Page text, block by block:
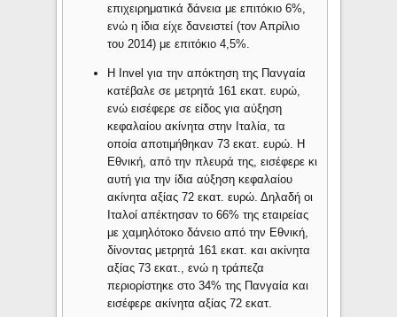
επιχειρηματικά δάνεια με επιτόκιο 6%,
ενώ η ίδια είχε δανειστεί (τον Απρίλιο
του 2014) με επιτόκιο 4,5%.
Η Invel για την απόκτηση της Πανγαία
κατέβαλε σε μετρητά 161 εκατ. ευρώ,
ενώ εισέφερε σε είδος για αύξηση
κεφαλαίου ακίνητα στην Ιταλία, τα
οποία αποτιμήθηκαν 73 εκατ. ευρώ. Η
Εθνική, από την πλευρά της, εισέφερε κι
αυτή για την ίδια αύξηση κεφαλαίου
ακίνητα αξίας 72 εκατ. ευρώ. Δηλαδή οι
Ιταλοί απέκτησαν το 66% της εταιρείας
με χαμηλότοκο δάνειο από την Εθνική,
δίνοντας μετρητά 161 εκατ. και ακίνητα
αξίας 73 εκατ., ενώ η τράπεζα
περιορίστηκε στο 34% της Πανγαία και
εισέφερε ακίνητα αξίας 72 εκατ.